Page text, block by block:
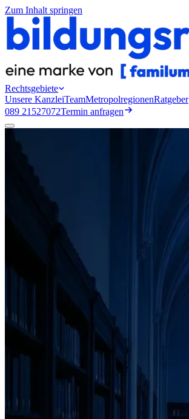
Zum Inhalt springen
Rechtsgebiete
Unsere KanzleiTeamMetropolregionenRatgeber
089 21527072Termin anfragen